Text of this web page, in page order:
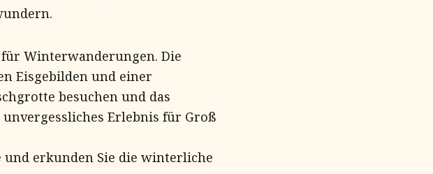
Winterwanderungen. Die
Eisgebilden und einer
besuchen und das
Erlebnis für Groß
und erkunden Sie die winterliche